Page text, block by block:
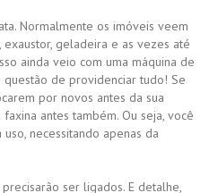
Normalmente os imóveis veem
geladeira e as vezes até
ainda veio com uma máquina de
de providenciar tudo! Se
por novos antes da sua
antes também. Ou seja, você
necessitando apenas da
ser ligados. E detalhe,